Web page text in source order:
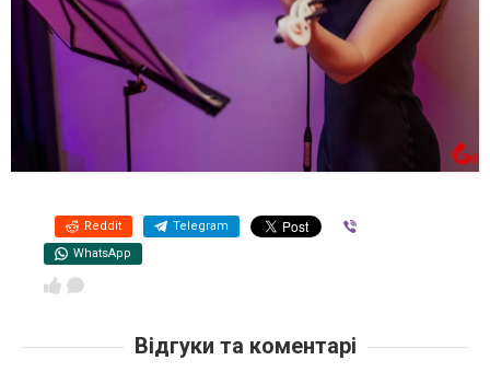
Reddit Telegram
WhatsApp
Відгуки та коментарі